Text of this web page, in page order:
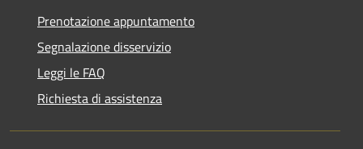
Prenotazione appuntamento
Segnalazione disservizio
Leggi le FAQ
Richiesta di assistenza